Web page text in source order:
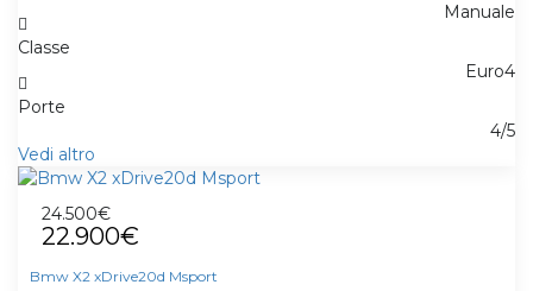
Manuale
Classe
Euro4
Porte
4/5
Vedi altro
24.500€
22.900€
Bmw X2 xDrive20d Msport